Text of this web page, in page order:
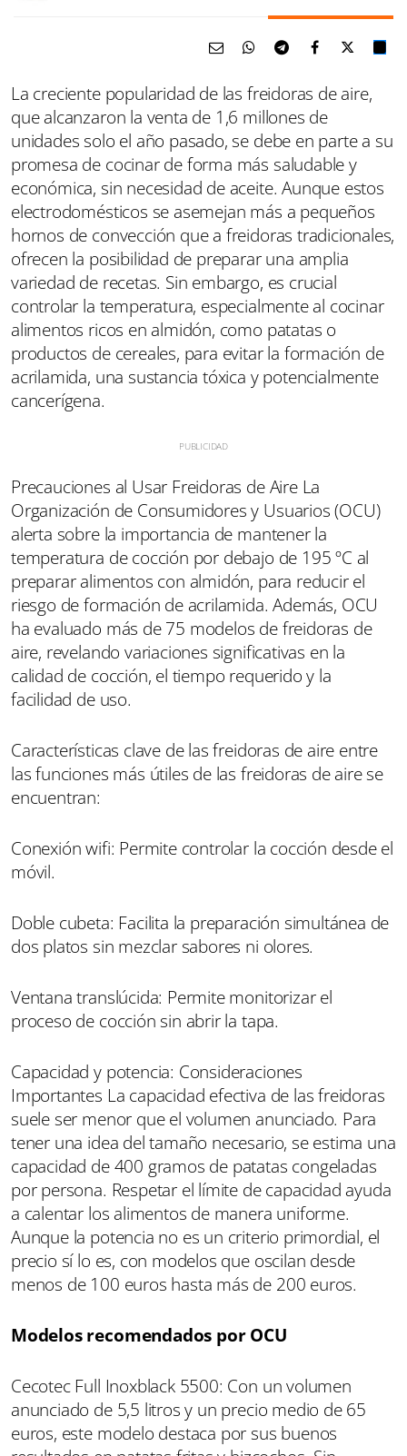
La creciente popularidad de las freidoras de aire,
que alcanzaron la venta de 1,6 millones de
unidades solo el año pasado, se debe en parte a su
promesa de cocinar de forma más saludable y
económica, sin necesidad de aceite. Aunque estos
electrodomésticos se asemejan más a pequeños
hornos de convección que a freidoras tradicionales,
ofrecen la posibilidad de preparar una amplia
variedad de recetas. Sin embargo, es crucial
controlar la temperatura, especialmente al cocinar
alimentos ricos en almidón, como patatas o
productos de cereales, para evitar la formación de
acrilamida, una sustancia tóxica y potencialmente
cancerígena.
Precauciones al Usar Freidoras de Aire La
Organización de Consumidores y Usuarios (OCU)
alerta sobre la importancia de mantener la
temperatura de cocción por debajo de 195 ºC al
preparar alimentos con almidón, para reducir el
riesgo de formación de acrilamida. Además, OCU
ha evaluado más de 75 modelos de freidoras de
aire, revelando variaciones significativas en la
calidad de cocción, el tiempo requerido y la
facilidad de uso.
Características clave de las freidoras de aire entre
las funciones más útiles de las freidoras de aire se
encuentran:
Conexión wifi: Permite controlar la cocción desde el
móvil.
Doble cubeta: Facilita la preparación simultánea de
dos platos sin mezclar sabores ni olores.
Ventana translúcida: Permite monitorizar el
proceso de cocción sin abrir la tapa.
Capacidad y potencia: Consideraciones
Importantes La capacidad efectiva de las freidoras
suele ser menor que el volumen anunciado. Para
tener una idea del tamaño necesario, se estima una
capacidad de 400 gramos de patatas congeladas
por persona. Respetar el límite de capacidad ayuda
a calentar los alimentos de manera uniforme.
Aunque la potencia no es un criterio primordial, el
precio sí lo es, con modelos que oscilan desde
menos de 100 euros hasta más de 200 euros.
Modelos recomendados por OCU
Cecotec Full Inoxblack 5500: Con un volumen
anunciado de 5,5 litros y un precio medio de 65
euros, este modelo destaca por sus buenos